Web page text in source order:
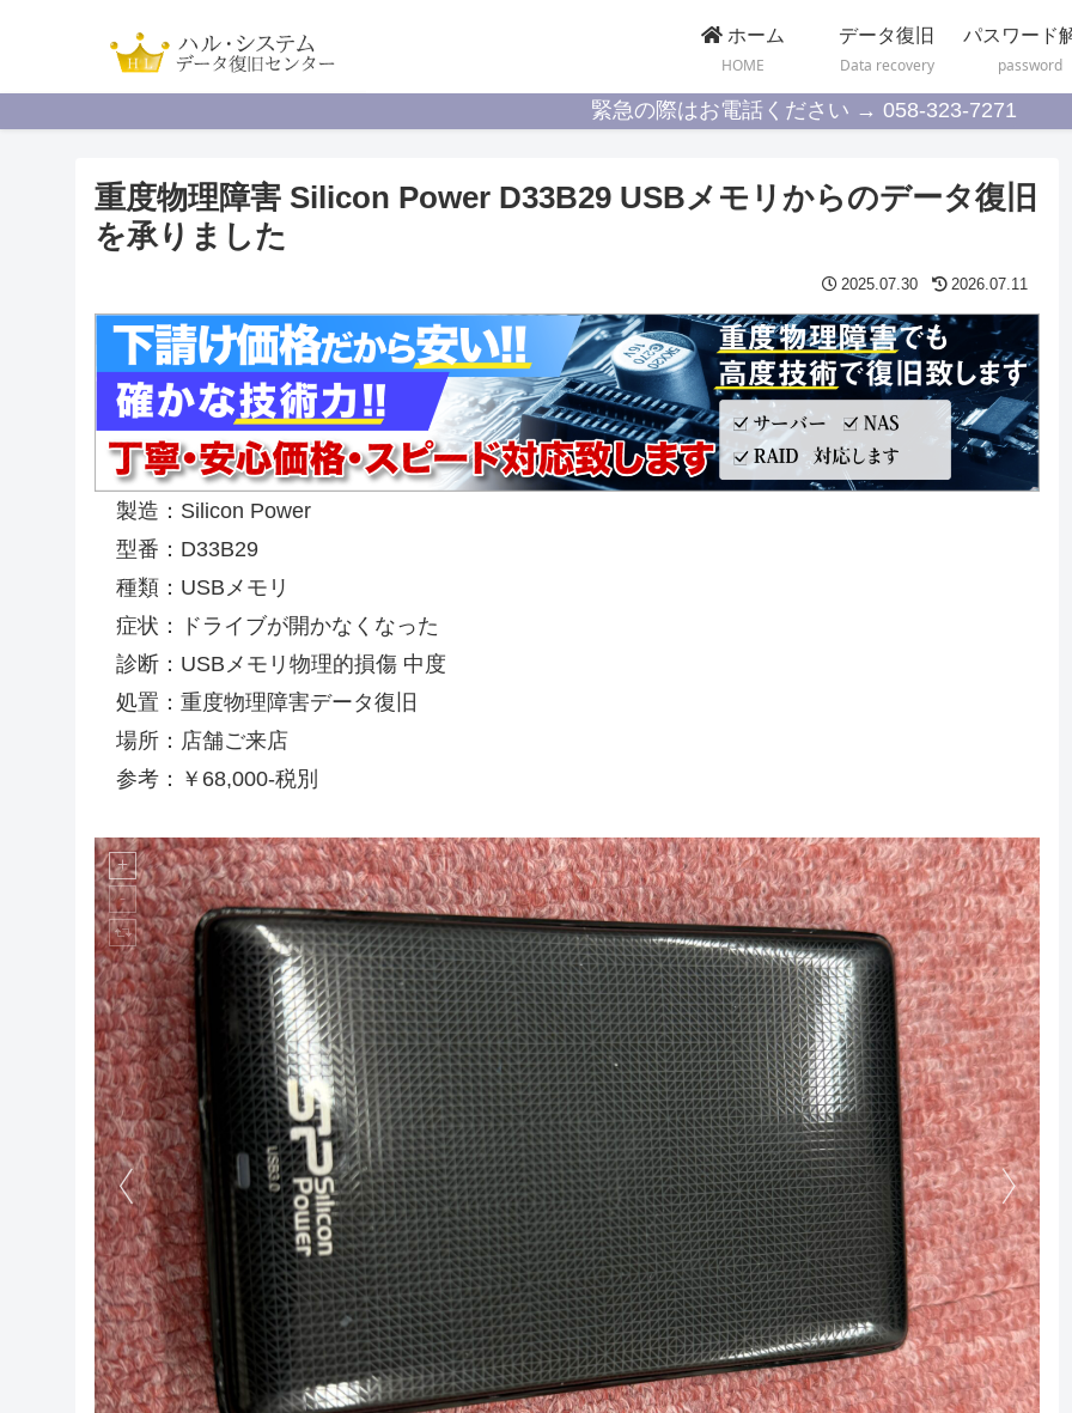
ホーム
HOME
データ復旧
Data recovery
パスワード
password
緊急の際はお電話ください → 058-323-7271
重度物理障害 Silicon Power D33B29 USBメモリからのデータ復旧
を承りました
2025.07.30 2026.07.11
製造：Silicon Power
型番：D33B29
種類：USBメモリ
症状：ドライブが開かなくなった
診断：USBメモリ物理的損傷 中度
処置：重度物理障害データ復旧
場所：店舗ご来店
参考：￥68,000-税別